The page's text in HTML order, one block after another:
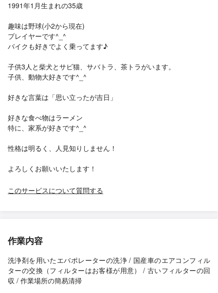
1991年1月生まれの35歳
趣味は野球(小2から現在)
プレイヤーです^_^
バイクも好きでよく乗ってます♪
子供3人と柴犬とサビ猫、サバトラ、茶トラがいます。
子供、動物大好きです^_^
好きな言葉は「思い立ったが吉日」
好きな食べ物はラーメン
特に、家系が好きです^_^
性格は明るく、人見知りしません！
よろしくお願いいたします！
このサービスについて質問する
作業内容
洗浄剤を用いたエバポレーターの洗浄 / 国産車のエアコンフィル
ターの交換（フィルターはお客様が用意） / 古いフィルターの回
収 / 作業場所の簡易清掃